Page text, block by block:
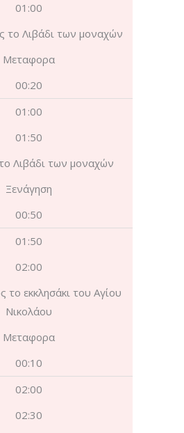
01:00
το Λιβάδι των μοναχών
Μεταφορα
00:20
01:00
01:50
Λιβάδι των μοναχών
Ξενάγηση
00:50
01:50
02:00
το εκκλησάκι του Αγίου
Νικολάου
Μεταφορα
00:10
02:00
02:30